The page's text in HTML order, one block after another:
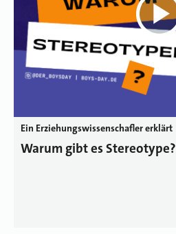
Ein Erziehungswissenschafler erklärt
Warum gibt es Stereotype?